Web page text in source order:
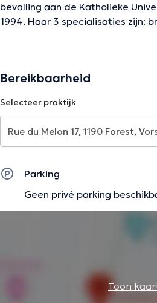
bevalling aan de Katholieke
1994. Haar 3 specialisaties zijn:
De beschrijving werd aangepast door het
Bereikbaarheid
Selecteer praktijk
Parking
Geen privé parking
Toon